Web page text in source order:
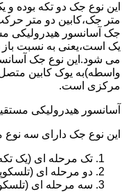
این نوع جک دو تکه بوده
متر جک،کابین دو متر
جک آسانسور هیدرولیکی
یک است،یعنی به نسبت
می شود.این نوع جک
واسطه)به یوک کابین
مرکزی است.
آسانسور هیدرولیکی
این نوع جک دارای سه
تک مرحله ای (یک
دو مرحله ای
سه مرحله ای